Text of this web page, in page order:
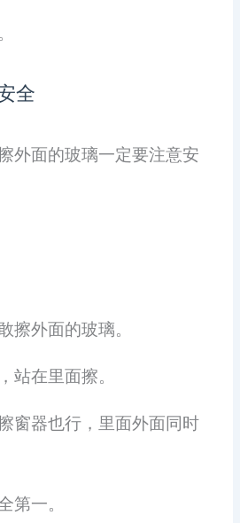
全
外面的玻璃一定要注意安
擦外面的玻璃。
站在里面擦。
窗器也行，里面外面同时
第一。